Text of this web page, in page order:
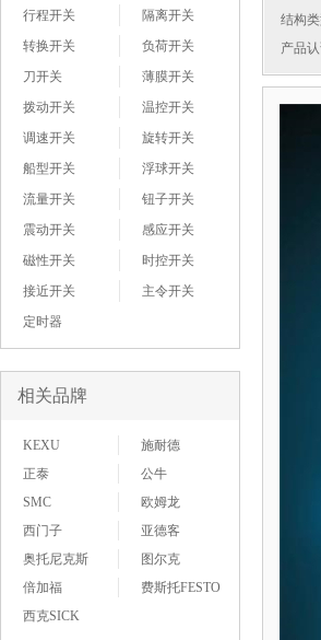
行程开关
隔离开关
转换开关
负荷开关
刀开关
薄膜开关
拨动开关
温控开关
调速开关
旋转开关
船型开关
浮球开关
流量开关
钮子开关
震动开关
感应开关
磁性开关
时控开关
接近开关
主令开关
定时器
相关品牌
KEXU
施耐德
正泰
公牛
SMC
欧姆龙
西门子
亚德客
奥托尼克斯
图尔克
倍加福
费斯托FESTO
西克SICK
结构
产品